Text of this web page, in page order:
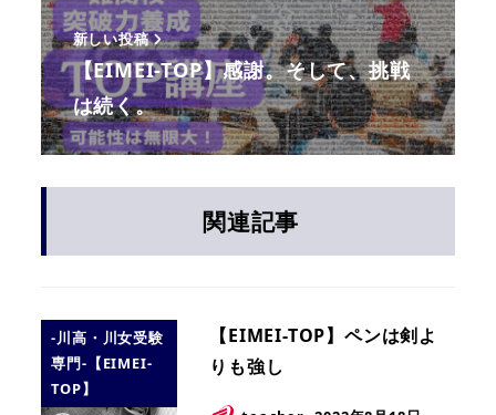
新しい投稿
【EIMEI-TOP】感謝。そして、挑戦
は続く。
関連記事
-川高・川女受験
専門-【EIMEI-
TOP】
【EIMEI-TOP】ペンは剣よ
りも強し